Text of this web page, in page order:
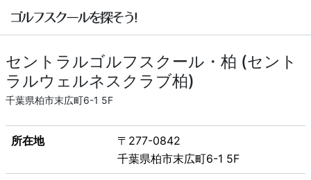
セントラルゴルフスクール・柏 (セント
ラルウェルネスクラブ柏)
千葉県柏市末広町6-1 5F
所在地
〒277-0842
千葉県柏市末広町6-1 5F